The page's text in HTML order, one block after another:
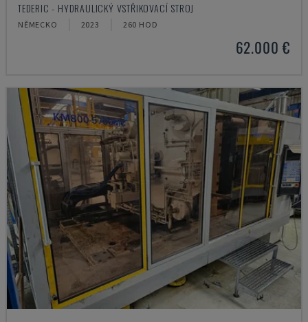
TEDERIC - HYDRAULICKÝ VSTŘIKOVACÍ STROJ
NĚMECKO 2023 260 HOD
62.000 €